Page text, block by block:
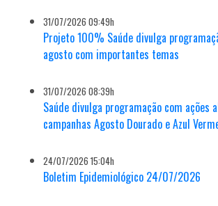
31/07/2026 09:49h
Projeto 100% Saúde divulga
agosto com importantes temas
31/07/2026 08:39h
Saúde divulga programação com ações
campanhas Agosto Dourado e Azul
24/07/2026 15:04h
Boletim Epidemiológico 24/07/2026